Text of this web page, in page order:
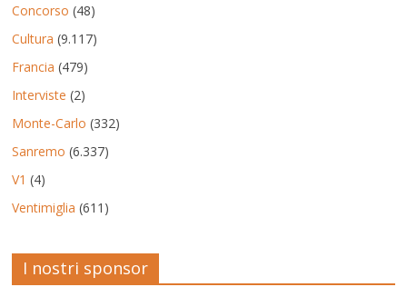
Concorso (48)
Cultura (9.117)
Francia (479)
Interviste (2)
Monte-Carlo (332)
Sanremo (6.337)
V1 (4)
Ventimiglia (611)
I nostri sponsor